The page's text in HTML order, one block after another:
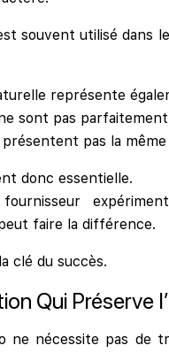
souvent utilisé dans
représente
sont pas
pas la même
donc essentielle.
faire la différence.
clé du succès.
Qui Préserve
ne nécessite pas de